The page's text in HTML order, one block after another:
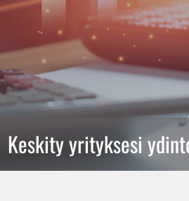
Keskity yrityksesi